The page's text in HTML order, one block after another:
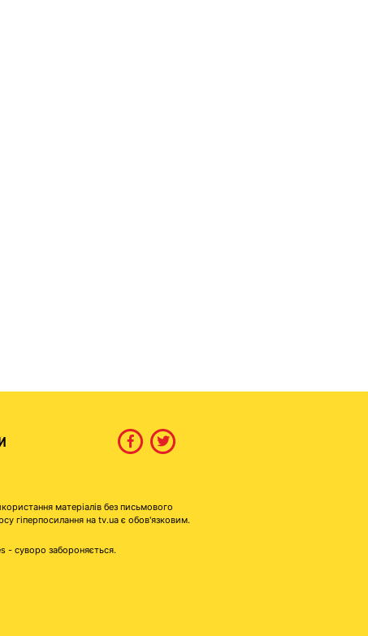
матеріалів без письмового
гіперпосилання на tv.ua є обов'язковим.
- суворо забороняється.